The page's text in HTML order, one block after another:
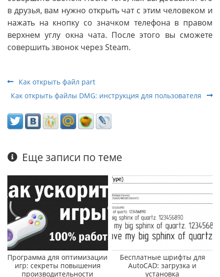
в друзья, вам нужно открыть чат с этим человеком и
нажать на кнопку со значком телефона в правом
верхнем углу окна чата. После этого вы сможете
совершить звонок через Steam.
Как открыть файл part
Как открыть файлы DMG: инструкция для пользователя
Еще записи по теме
Программа для оптимизации
игр: секреты повышения
производительности
Бесплатные шрифты для
AutoCAD: загрузка и
установка